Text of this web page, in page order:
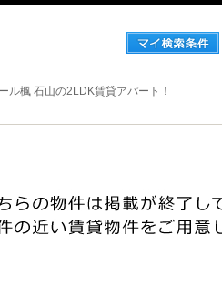
ル楓 石山の2LDK賃貸アパート！